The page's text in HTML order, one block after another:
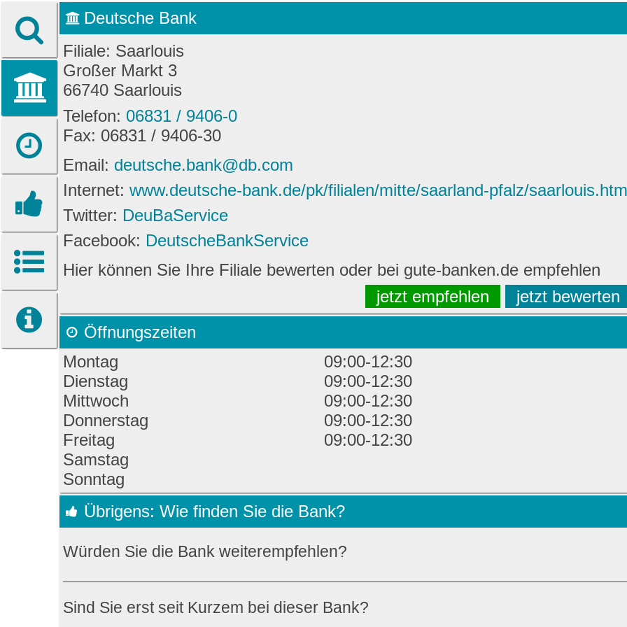
Deutsche Bank
Filiale: Saarlouis
Großer Markt 3
66740 Saarlouis
Telefon: 06831 / 9406-0
Fax: 06831 / 9406-30
Email: deutsche.bank@db.com
Internet: www.deutsche-bank.de/pk/filialen/mitte/saarland-pfalz/
Twitter: DeuBaService
Facebook: DeutscheBankService
Hier können Sie Ihre Filiale bewerten oder bei gute-banken.de empfehlen
jetzt empfehlen
jetzt bewerten
Öffnungszeiten
Montag
09:00-12:30
Dienstag
09:00-12:30
Mittwoch
09:00-12:30
Donnerstag
09:00-12:30
Freitag
09:00-12:30
Samstag
Sonntag
Übrigens: Wie finden Sie die Bank?
Würden Sie die Bank weiterempfehlen?
Sind Sie erst seit Kurzem bei dieser Bank?